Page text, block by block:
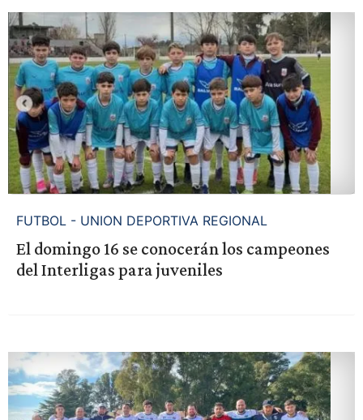
FUTBOL - UNION DEPORTIVA REGIONAL
El domingo 16 se conocerán los campeones
del Interligas para juveniles